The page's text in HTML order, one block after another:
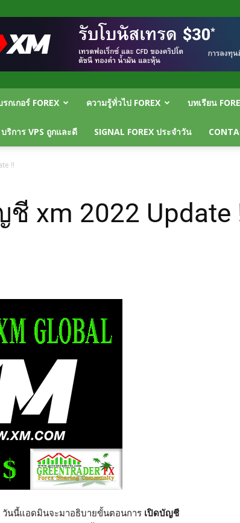
เกอร์ FOREX ความรู้ทั่วไป FOREX บทเรียน
บริการ VPS ถูกและดี SIGNAL FOREX ประจำวัน
!!
xm 2022 Update
วันนี้แอดมินจะมาอธิบายขั้นตอนการ เปิดบัญชี